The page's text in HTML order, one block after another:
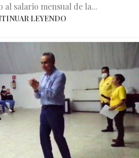
al salario mensual de la...
LEYENDO